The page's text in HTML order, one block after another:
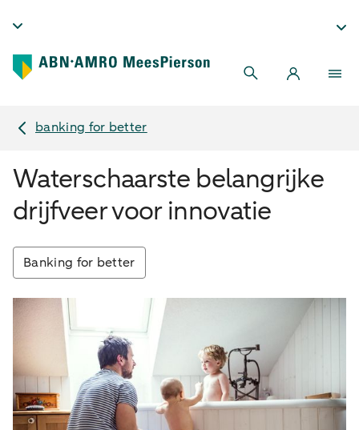
banking for better
Waterschaarste belangrijke
drijfveer voor innovatie
Banking for better